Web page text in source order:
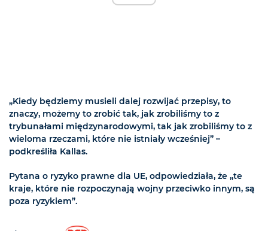
„Kiedy będziemy musieli dalej rozwijać przepisy, to
znaczy, możemy to zrobić tak, jak zrobiliśmy to z
trybunałami międzynarodowymi, tak jak zrobiliśmy to z
wieloma rzeczami, które nie istniały wcześniej” –
podkreśliła Kallas.
Pytana o ryzyko prawne dla UE, odpowiedziała, że „te
kraje, które nie rozpoczynają wojny przeciwko innym, są
poza ryzykiem”.